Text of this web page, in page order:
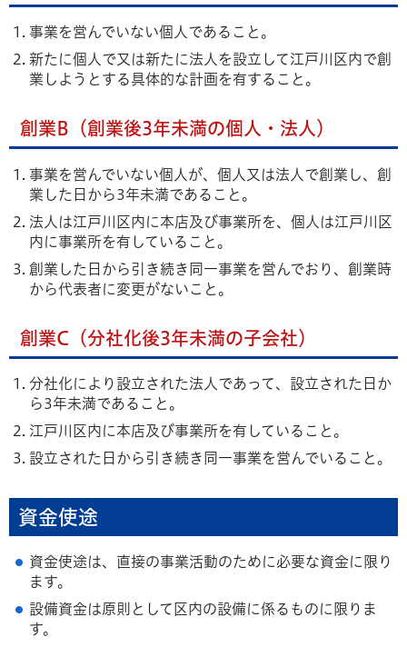
事業を営んでいない個人であること。
新たに個人で又は新たに法人を設立して江戸川区内で創
業しようとする具体的な計画を有すること。
創業B（創業後3年未満の個人・法人）
事業を営んでいない個人が、個人又は法人で創業し、創
業した日から3年未満であること。
法人は江戸川区内に本店及び事業所を、個人は江戸川区
内に事業所を有していること。
創業した日から引き続き同一事業を営んでおり、創業時
から代表者に変更がないこと。
創業C（分社化後3年未満の子会社）
分社化により設立された法人であって、設立された日か
ら3年未満であること。
江戸川区内に本店及び事業所を有していること。
設立された日から引き続き同一事業を営んでいること。
資金使途
資金使途は、直接の事業活動のために必要な資金に限り
ます。
設備資金は原則として区内の設備に係るものに限りま
す。